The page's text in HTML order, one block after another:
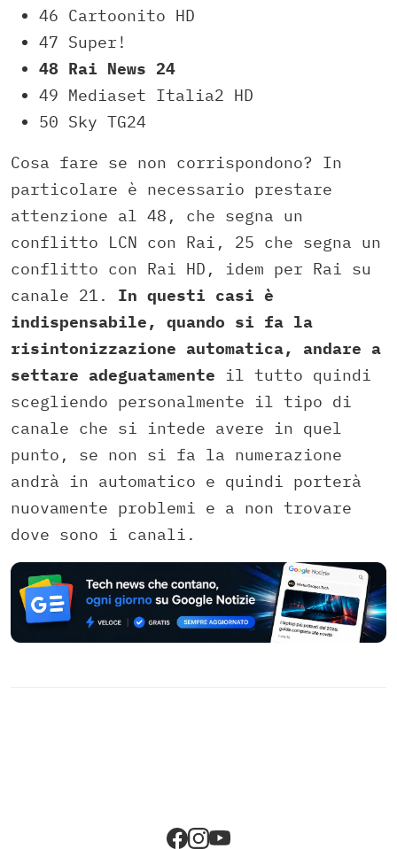
46 Cartoonito HD
47 Super!
48 Rai News 24
49 Mediaset Italia2 HD
50 Sky TG24
Cosa fare se non corrispondono? In
particolare è necessario prestare
attenzione al 48, che segna un
conflitto LCN con Rai, 25 che segna un
conflitto con Rai HD, idem per Rai su
canale 21.
In questi casi è
indispensabile, quando si fa la
risintonizzazione automatica, andare a
settare adeguatamente il tutto quindi
scegliendo personalmente il tipo di
canale che si intede avere in quel
punto, se non si fa la numerazione
andrà in automatico e quindi porterà
nuovamente problemi e a non trovare
dove sono i canali.